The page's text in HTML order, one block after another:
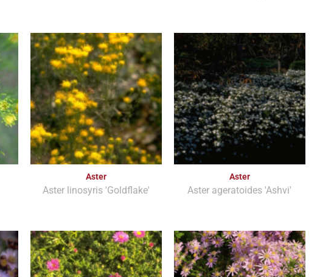
Aster
Aster linosyris 'Goldflake'
Aster
Aster ageratoides 'Ashvi'